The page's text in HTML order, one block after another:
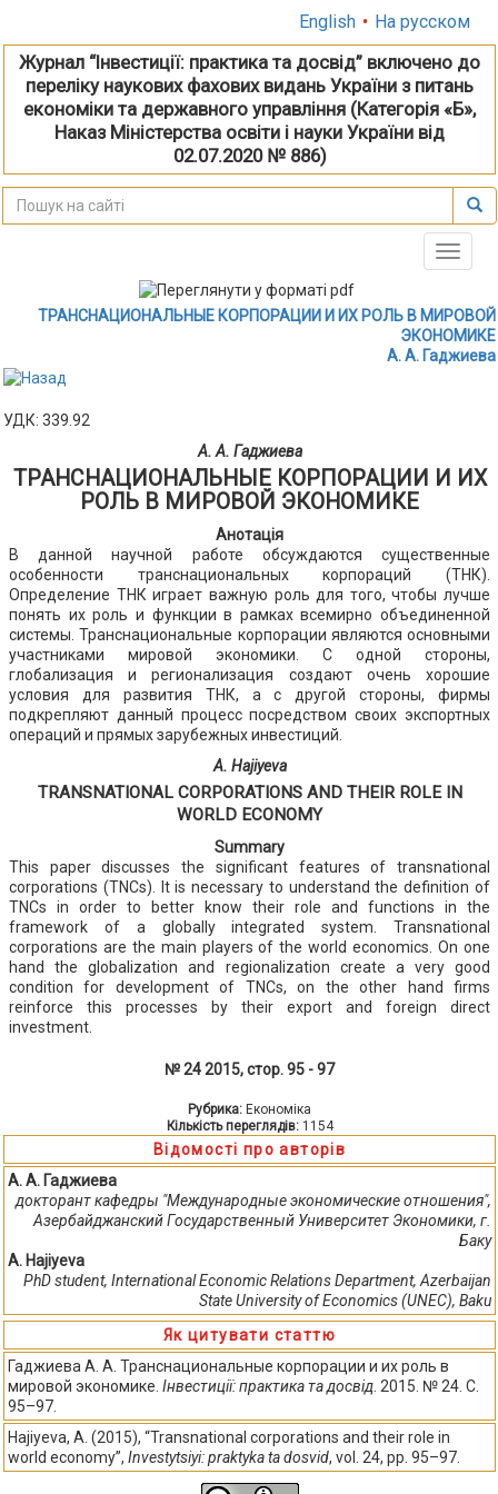
English • На русском
Журнал “Інвестиції: практика та досвід” включено до
переліку наукових фахових видань України з питань
економіки та державного управління (Категорія «Б»,
Наказ Міністерства освіти і науки України від
02.07.2020 № 886)
Toggle
ТРАНСНАЦИОНАЛЬНЫЕ КОРПОРАЦИИ И ИХ РОЛЬ В МИРОВОЙ
ЭКОНОМИКЕ
A. A. Гаджиевa
УДК: 339.92
A. A. Гаджиевa
ТРАНСНАЦИОНАЛЬНЫЕ КОРПОРАЦИИ И ИХ
РОЛЬ В МИРОВОЙ ЭКОНОМИКЕ
Анотація
В данной научной работе обсуждаются существенные
особенности транснациональных корпораций (ТНК).
Определение ТНК играет важную роль для того, чтобы лучше
понять их роль и функции в рамках всемирно объединенной
системы. Транснациональные корпорации являются основными
участниками мировой экономики. С одной стороны,
глобализация и регионализация создают очень хорошие
условия для развития ТНК, а с другой стороны, фирмы
подкрепляют данный процесс посредством своих экспортных
операций и прямых зарубежных инвестиций.
A. Hajiyeva
TRANSNATIONAL CORPORATIONS AND THEIR ROLE IN
WORLD ECONOMY
Summary
This paper discusses the significant features of transnational
corporations (TNCs). It is necessary to understand the definition of
TNCs in order to better know their role and functions in the
framework of a globally integrated system. Transnational
corporations are the main players of the world economics. On one
hand the globalization and regionalization create a very good
condition for development of TNCs, on the other hand firms
reinforce this processes by their export and foreign direct
investment.
№ 24 2015, стор. 95 - 97
Рубрика: Економіка
Кількість переглядів: 1154
Відомості про авторів
A. A. Гаджиевa
докторант кафедры "Международные экономические отношения",
Азербайджанский Государственный Университет Экономики, г.
Баку
A. Hajiyeva
PhD student, International Economic Relations Department, Azerbaijan
State University of Economics (UNEC), Baku
Як цитувати статтю
Гаджиевa A. A. Транснациональные корпорации и их роль в
мировой экономике. Інвестиції: практика та досвід . 2015. № 24. С.
95–97.
Hajiyeva, A. (2015), “Transnational corporations and their role in
world economy”, Investytsiyi: praktyka ta dosvid, vol. 24, pp. 95–97.